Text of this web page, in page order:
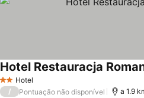
2 Estrelas
Hotel
Hotel Restauracja
/ Pontuação não disponível a 1.9